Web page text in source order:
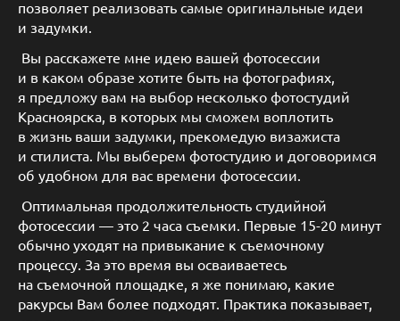
позволяет реализовать самые оригинальные идеи
и задумки.
Вы расскажете мне идею вашей фотосессии
и в каком образе хотите быть на фотографиях,
я предложу вам на выбор несколько фотостудий
Красноярска, в которых мы сможем воплотить
в жизнь ваши задумки, прекомедую визажиста
и стилиста. Мы выберем фотостудию и договоримся
об удобном для вас времени фотосессии.
Оптимальная продолжительность студийной
фотосессии — это 2 часа съемки. Первые 15-20 минут
обычно уходят на привыкание к съемочному
процессу. За это время вы осваиваетесь
на съемочной площадке, я же понимаю, какие
ракурсы Вам более подходят. Практика показывает,